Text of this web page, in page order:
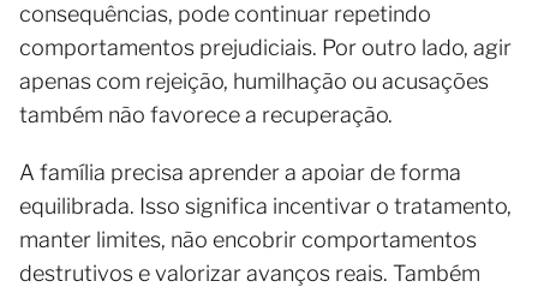
consequências, pode continuar repetindo
comportamentos prejudiciais. Por outro lado, agir
apenas com rejeição, humilhação ou acusações
também não favorece a recuperação.
A família precisa aprender a apoiar de forma
equilibrada. Isso significa incentivar o tratamento,
manter limites, não encobrir comportamentos
destrutivos e valorizar avanços reais. Também